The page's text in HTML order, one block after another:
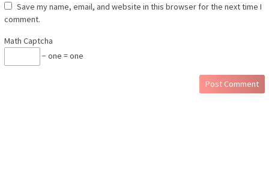
Save my name, email, and website in this browser for the next time I
comment.
Math Captcha
− one = one